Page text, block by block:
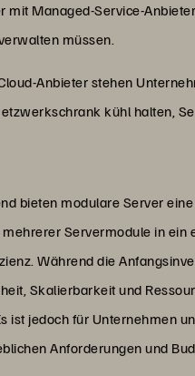
mit Managed-Service-
müssen.
Anbieter stehen
kühl halten,
bieten modulare Server
Servermodule in ein
Während die
Skalierbarkeit und
ist jedoch für Unternehmen
Anforderungen und